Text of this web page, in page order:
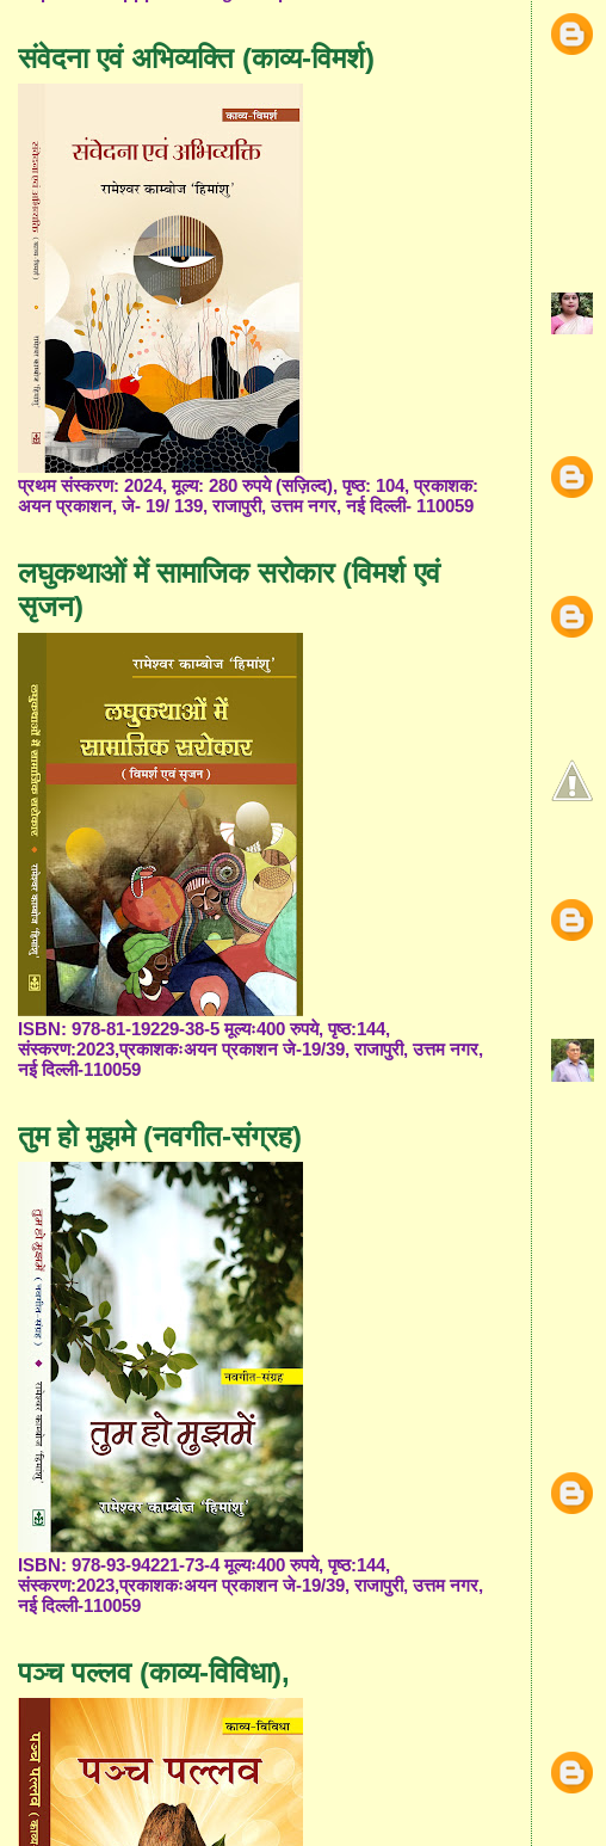
संवेदना एवं अभिव्यक्ति (काव्य-विमर्श)
प्रथम संस्करण: 2024, मूल्य: 280 रुपये (सज़िल्द), पृष्ठ: 104, प्रकाशक:
अयन प्रकाशन, जे- 19/ 139, राजापुरी, उत्तम नगर, नई दिल्ली- 110059
लघुकथाओं में सामाजिक सरोकार (विमर्श एवं
सृजन)
ISBN: 978-81-19229-38-5 मूल्यः400 रुपये, पृष्ठ:144,
संस्करण:2023,प्रकाशकःअयन प्रकाशन जे-19/39, राजापुरी, उत्तम नगर,
नई दिल्ली-110059
तुम हो मुझमे (नवगीत-संग्रह)
ISBN: 978-93-94221-73-4 मूल्यः400 रुपये, पृष्ठ:144,
संस्करण:2023,प्रकाशकःअयन प्रकाशन जे-19/39, राजापुरी, उत्तम नगर,
नई दिल्ली-110059
पञ्च पल्लव (काव्य-विविधा),